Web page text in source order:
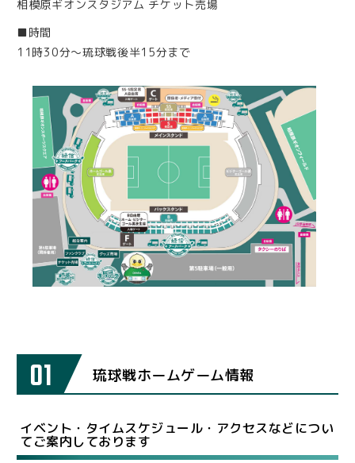
相模原ギオンスタジアム チケット売場
■時間
11時30分〜琉球戦後半15分まで
01 琉球戦ホームゲーム情報
イベント・タイムスケジュール・アクセスなどについ
てご案内しております